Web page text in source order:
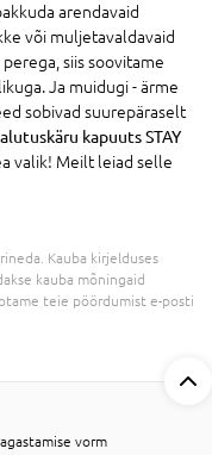
arendavaid
või muljetavaldavaid
siis soovitame
Ja muidugi - ärme
sobivad suurepäraselt
kapuuts STAY
valik! Meilt leiad selle
Kauba kirjelduses
kauba mõningaid
teie pöördumist e-posti
vorm